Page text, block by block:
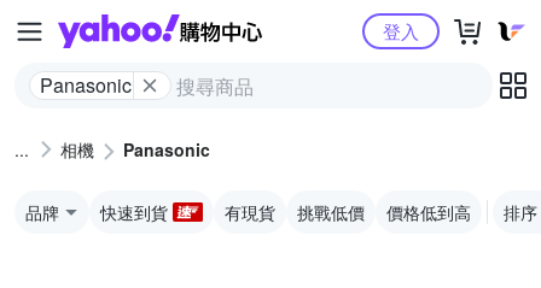
Yahoo購物中心
Panasonic
登入
相機 Panasonic
品牌 快速到貨 有現貨 挑戰低價 價格低到高 排序